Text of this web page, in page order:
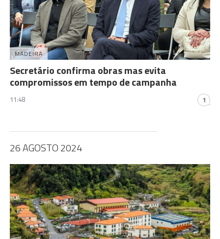
MADEIRA
Secretário confirma obras mas evita
compromissos em tempo de campanha
11:48 1
26 AGOSTO 2024